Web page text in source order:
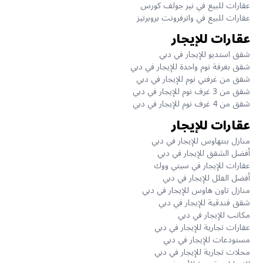
عقارات للبيع في نير جولف كورس
عقارات للبيع في واترفرونت بروبرتيز
عقارات للإيجار
شقق استديو للإيجار في دبي
شقق بغرفة نوم واحدة للإيجار في دبي
شقق من غرفتي نوم للإيجار في دبي
شقق من 3 غرف نوم للإيجار في دبي
شقق من 4 غرف نوم للإيجار في دبي
عقارات للإيجار
منازل بنتهاوس للإيجار في دبي
أفضل الشقق للإيجار في دبي
عقارات للإيجار في سيتي ووك
أفضل الفلل للإيجار في دبي
منازل تاون هاوس للإيجار في دبي
شقق فندقية للإيجار في دبي
مكاتب للإيجار في دبي
عقارات تجارية للإيجار في دبي
مستودعات للإيجار في دبي
محلات تجارية للإيجار في دبي